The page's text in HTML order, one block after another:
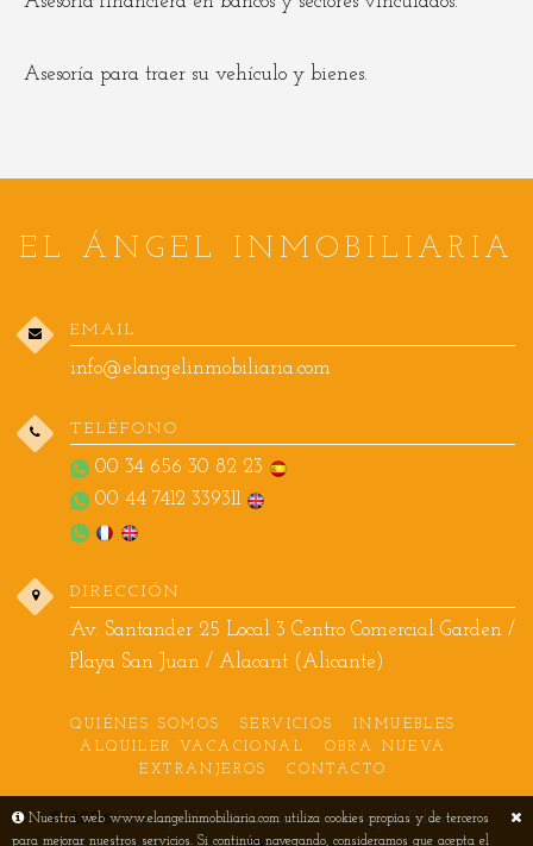
Asesoría para traer su vehículo y bienes.
EL ÁNGEL INMOBILIARIA
EMAIL
info@elangelinmobiliaria.com
TELÉFONO
00 34 656 30 82 23
00 44 7412 339311
DIRECCIÓN
Av. Santander 25 Local 3 Centro Comercial Garden /
Playa San Juan / Alacant (Alicante)
QUIÉNES SOMOS SERVICIOS
INMUEBLES
ALQUILER VACACIONAL
OBRA NUEVA
EXTRANJEROS
CONTACTO
© 2026El Ángel Inmobiliaria-Aviso legal, Política de
Nuestra web www.elangelinmobiliaria.com utiliza cookies propias y de terceros
para mejorar nuestros servicios. Si continúa navegando, consideramos que acepta el